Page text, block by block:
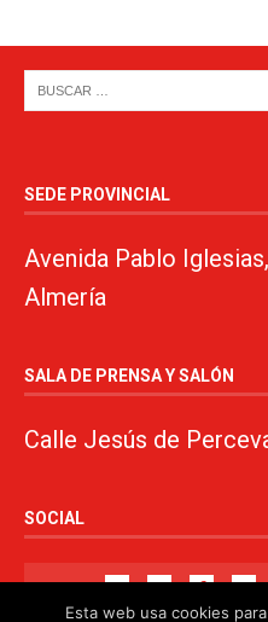
SEDE PROVINCIAL
Avenida Pablo
Almería
SALA DE PRENSA Y SALÓN
Calle Jesús de
SOCIAL
Esta web usa cookies